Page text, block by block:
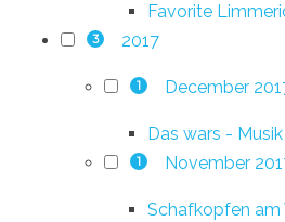
Favorite
3 2017
1 December
Das wars -
1 November
Schafkopfen am